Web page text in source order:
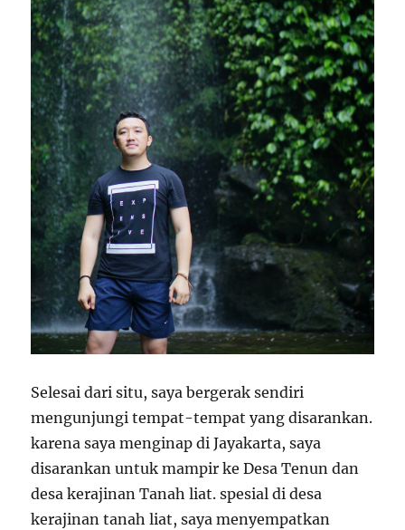
Selesai dari situ, saya bergerak sendiri
mengunjungi tempat-tempat yang disarankan.
karena saya menginap di Jayakarta, saya
disarankan untuk mampir ke Desa Tenun dan
desa kerajinan Tanah liat. spesial di desa
kerajinan tanah liat, saya menyempatkan